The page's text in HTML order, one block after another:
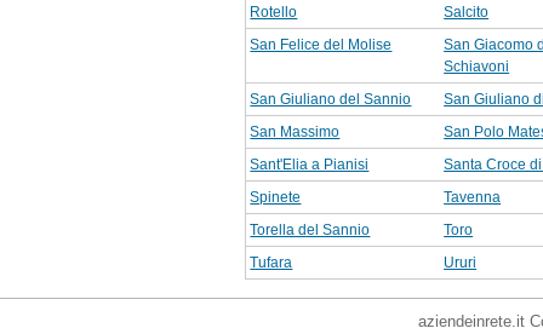
Rotello
Salcito
San Felice del Molise
San Giacomo
Schiavoni
San Giuliano del Sannio
San Giuliano
San Massimo
San Polo
Sant'Elia a Pianisi
Santa Croce
Spinete
Tavenna
Torella del Sannio
Toro
Tufara
Ururi
aziendeinrete.it